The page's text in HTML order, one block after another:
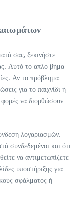
σας, ξεκινήστε
Αυτό το απλό βήμα
Αν το πρόβλημα
για το παιχνίδι ή
να διορθώσουν
λογαριασμών.
συνδεδεμένοι και ότι
να αντιμετωπίζετε
υποστήριξης για
σφάλματος ή